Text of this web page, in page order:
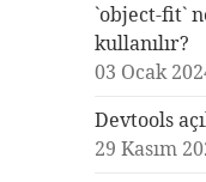
`object-fit`
kullanılır?
03 Ocak
Devtools
29 Kasım